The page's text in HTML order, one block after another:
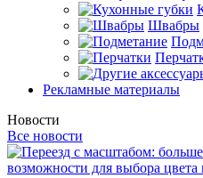
Швабры
Рекламные материалы
Новости
Все новости